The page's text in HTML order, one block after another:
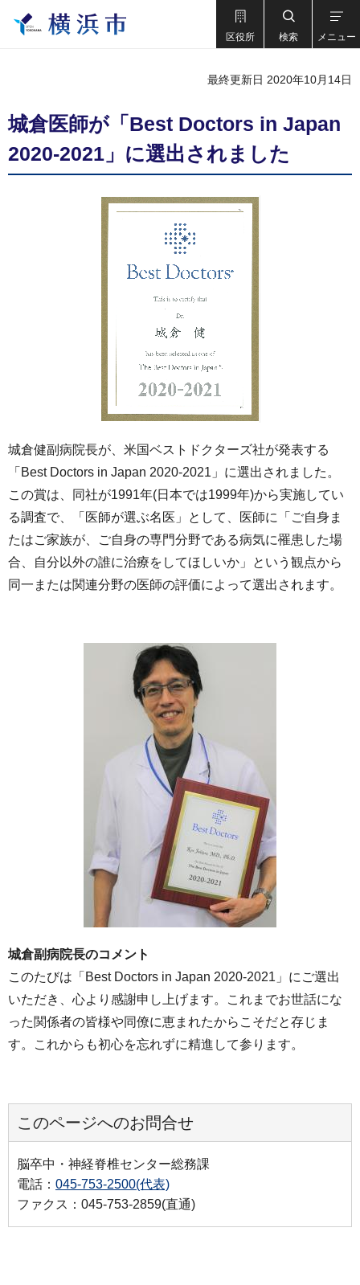
区役所 検索 メニュー
最終更新日 2020年10月14日
城倉医師が「Best Doctors in Japan
2020-2021」に選出されました
城倉健副病院長が、米国ベストドクターズ社が発表する
「Best Doctors in Japan 2020-2021」に選出されました。
この賞は、同社が1991年(日本では1999年)から実施してい
る調査で、「医師が選ぶ名医」として、医師に「ご自身ま
たはご家族が、ご自身の専門分野である病気に罹患した場
合、自分以外の誰に治療をしてほしいか」という観点から
同一または関連分野の医師の評価によって選出されます。
城倉副病院長のコメント
このたびは「Best Doctors in Japan 2020-2021」にご選出
いただき、心より感謝申し上げます。これまでお世話にな
った関係者の皆様や同僚に恵まれたからこそだと存じま
す。これからも初心を忘れずに精進して参ります。
このページへのお問合せ
脳卒中・神経脊椎センター総務課
電話： 045-753-2500(代表)
ファクス：045-753-2859(直通)